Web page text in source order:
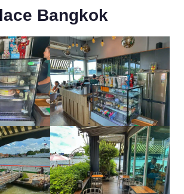
Bangkok